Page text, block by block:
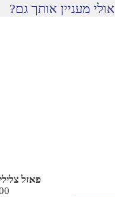
אולי מעניין אותך גם?
פאזל